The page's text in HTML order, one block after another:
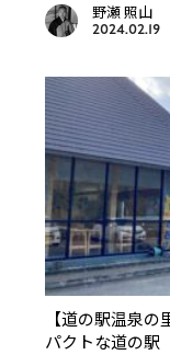
野瀬 照山
2024.02.19
【道の駅温泉
パクトな道の駅